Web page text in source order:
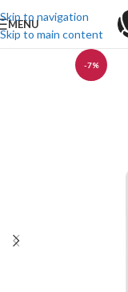
Skip to navigation
Skip to main content
MENU
-7%